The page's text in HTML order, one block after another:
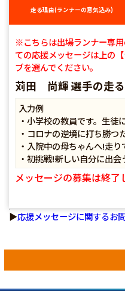
走る理由(ランナーの意気込み)
※こちらは出場ランナー専
ての応援メッセージは上の
ブを選んでください。
苅田 尚輝 選手の走
入力例
・小学校の教員です。生徒
・コロナの逆境に打ち勝つ
・入院中の母ちゃんへ!走
・初挑戦!新しい自分に出
メッセージの募集は終了
▶応援メッセージに関するお